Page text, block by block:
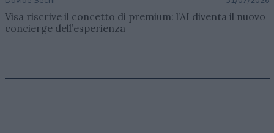
Visa riscrive il concetto di premium: l’AI diventa il nuovo
concierge dell’esperienza